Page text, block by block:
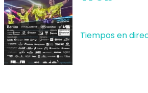
Tiempos en